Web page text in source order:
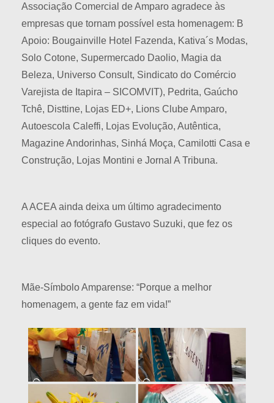
Associação Comercial de Amparo agradece às
empresas que tornam possível esta homenagem: B
Apoio: Bougainville Hotel Fazenda, Kativa´s Modas,
Solo Cotone, Supermercado Daolio, Magia da
Beleza, Universo Consult, Sindicato do Comércio
Varejista de Itapira – SICOMVIT), Pedrita, Gaúcho
Tchê, Disttine, Lojas ED+, Lions Clube Amparo,
Autoescola Caleffi, Lojas Evolução, Autêntica,
Magazine Andorinhas, Sinhá Moça, Camilotti Casa e
Construção, Lojas Montini e Jornal A Tribuna.
A ACEA ainda deixa um último agradecimento
especial ao fotógrafo Gustavo Suzuki, que fez os
cliques do evento.
Mãe-Símbolo Amparense: “Porque a melhor
homenagem, a gente faz em vida!”